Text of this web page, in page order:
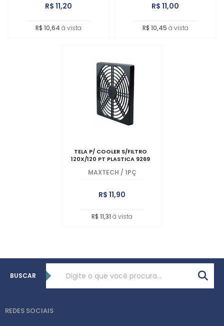
R$ 11,20
R$ 10,64 à vista
R$ 11,00
R$ 10,45 à vista
TELA P/ COOLER S/FILTRO
120X/120 PT PLASTICA 9269
MAXTECH / 1PÇ
R$ 11,90
R$ 11,31 à vista
BUSCAR
REDES SOCIAIS